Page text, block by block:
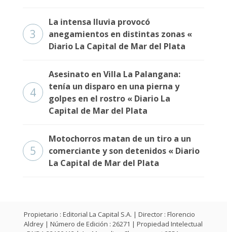
3
La intensa lluvia provocó
anegamientos en distintas zonas «
Diario La Capital de Mar del Plata
4
Asesinato en Villa La Palangana:
tenía un disparo en una pierna y
golpes en el rostro « Diario La
Capital de Mar del Plata
5
Motochorros matan de un tiro a un
comerciante y son detenidos « Diario
La Capital de Mar del Plata
Propietario : Editorial La Capital S.A. | Director : Florencio
Aldrey | Número de Edición : 26271 | Propiedad Intelectual